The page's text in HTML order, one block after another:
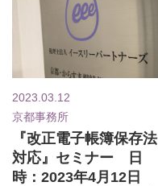
2023.03.12
京都事務所
『改正電子帳簿保存法
対応』セミナー 日
時：2023年4月12日